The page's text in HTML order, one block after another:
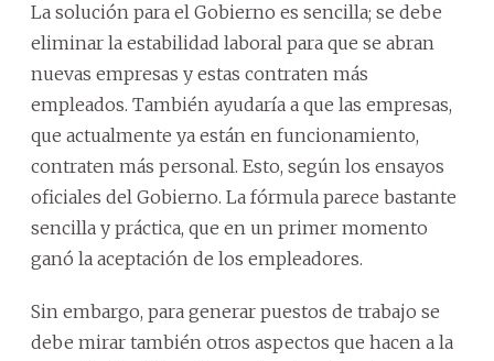
La solución para el Gobierno es sencilla; se debe
eliminar la estabilidad laboral para que se abran
nuevas empresas y estas contraten más
empleados. También ayudaría a que las empresas,
que actualmente ya están en funcionamiento,
contraten más personal. Esto, según los ensayos
oficiales del Gobierno. La fórmula parece bastante
sencilla y práctica, que en un primer momento
ganó la aceptación de los empleadores.
Sin embargo, para generar puestos de trabajo se
debe mirar también otros aspectos que hacen a la